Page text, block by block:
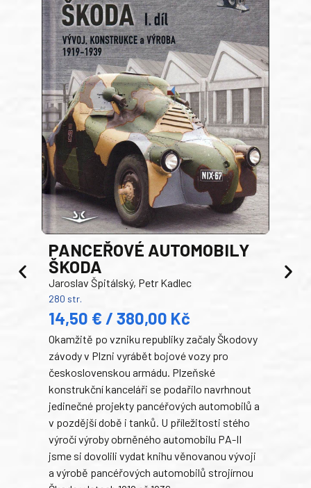
PANCEŘOVÉ AUTOMOBILY
ŠKODA
Jaroslav Špitálský, Petr Kadlec
280 str.
14,50 € / 380,00 Kč
Okamžitě po vzniku republiky začaly Škodovy
závody v Plzni vyrábět bojové vozy pro
československou armádu. Plzeňské
konstrukční kanceláři se podařilo navrhnout
jedinečné projekty pancéřových automobilů a
v pozdější době i tanků. U příležitosti stého
výročí výroby obrněného automobilu PA-II
jsme si dovolili vydat knihu věnovanou vývoji
a výrobě pancéřových automobilů strojírnou